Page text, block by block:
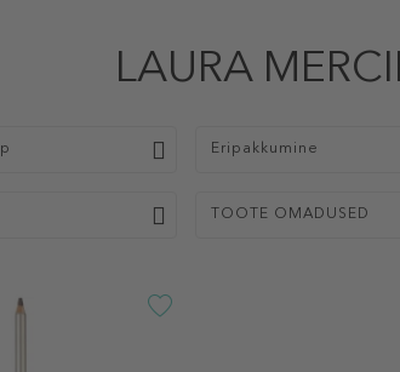
LAURA
Eripakkumine
TOOTE OMADUSED